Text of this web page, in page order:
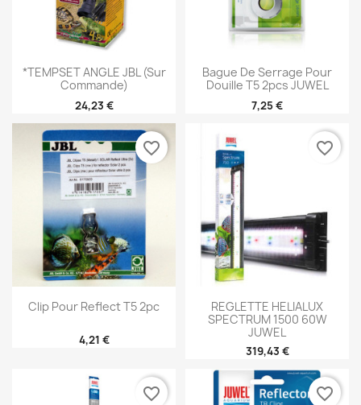
*TEMPSET ANGLE JBL (sur
Commande)
24,23 €
Bague De Serrage Pour
Douille T5 2pcs JUWEL
7,25 €
Clip Pour Reflect T5 2pc
4,21 €
favorite_border
REGLETTE HELIALUX
SPECTRUM 1500 60W
JUWEL
319,43 €
favorite_border
favorite_border favorite_border